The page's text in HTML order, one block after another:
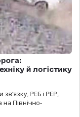
й логістику
РЕБ і РЕР,
на Північно-